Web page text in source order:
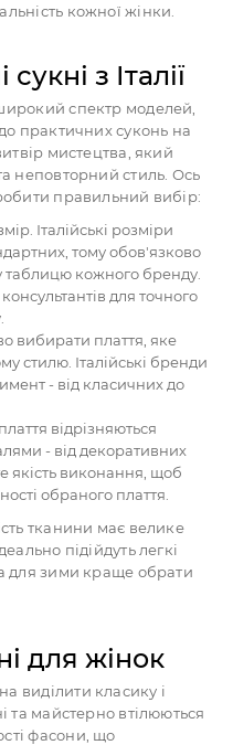
кожної жінки.
з Італії
спектр моделей,
практичних суконь на
мистецтва, який
неповторний стиль. Ось
правильний вибір:
Італійські розміри
тому обов'язково
таблицю кожного бренду.
для точного
вибирати плаття, яке
стилю. Італійські бренди
- від класичних до
відрізняються
- від декоративних
якість виконання, щоб
обраного плаття.
тканини має велике
підійдуть легкі
для зими краще обрати
для жінок
виділити класику і
та майстерно втілюються
фасони, що